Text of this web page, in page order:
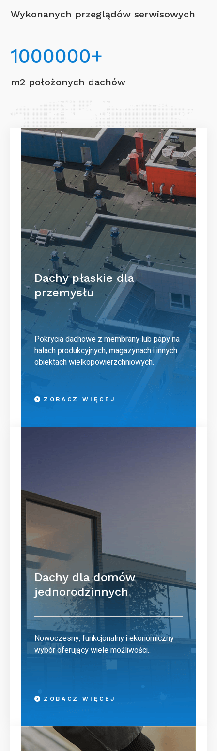
Wykonanych przeglądów serwisowych
1000000+
m2 położonych dachów
Dachy płaskie dla
przemysłu
Pokrycia dachowe z membrany lub papy na
halach produkcyjnych, magazynach i innych
obiektach wielkopowierzchniowych.
ZOBACZ WIĘCEJ
Dachy dla domów
jednorodzinnych
Nowoczesny, funkcjonalny i ekonomiczny
wybór oferujący wiele możliwości.
ZOBACZ WIĘCEJ